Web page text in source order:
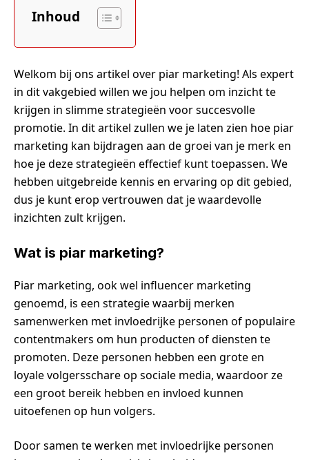
Inhoud
Welkom bij ons artikel over piar marketing! Als expert
in dit vakgebied willen we jou helpen om inzicht te
krijgen in slimme strategieën voor succesvolle
promotie. In dit artikel zullen we je laten zien hoe piar
marketing kan bijdragen aan de groei van je merk en
hoe je deze strategieën effectief kunt toepassen. We
hebben uitgebreide kennis en ervaring op dit gebied,
dus je kunt erop vertrouwen dat je waardevolle
inzichten zult krijgen.
Wat is piar marketing?
Piar marketing, ook wel influencer marketing
genoemd, is een strategie waarbij merken
samenwerken met invloedrijke personen of populaire
contentmakers om hun producten of diensten te
promoten. Deze personen hebben een grote en
loyale volgersschare op sociale media, waardoor ze
een groot bereik hebben en invloed kunnen
uitoefenen op hun volgers.
Door samen te werken met invloedrijke personen